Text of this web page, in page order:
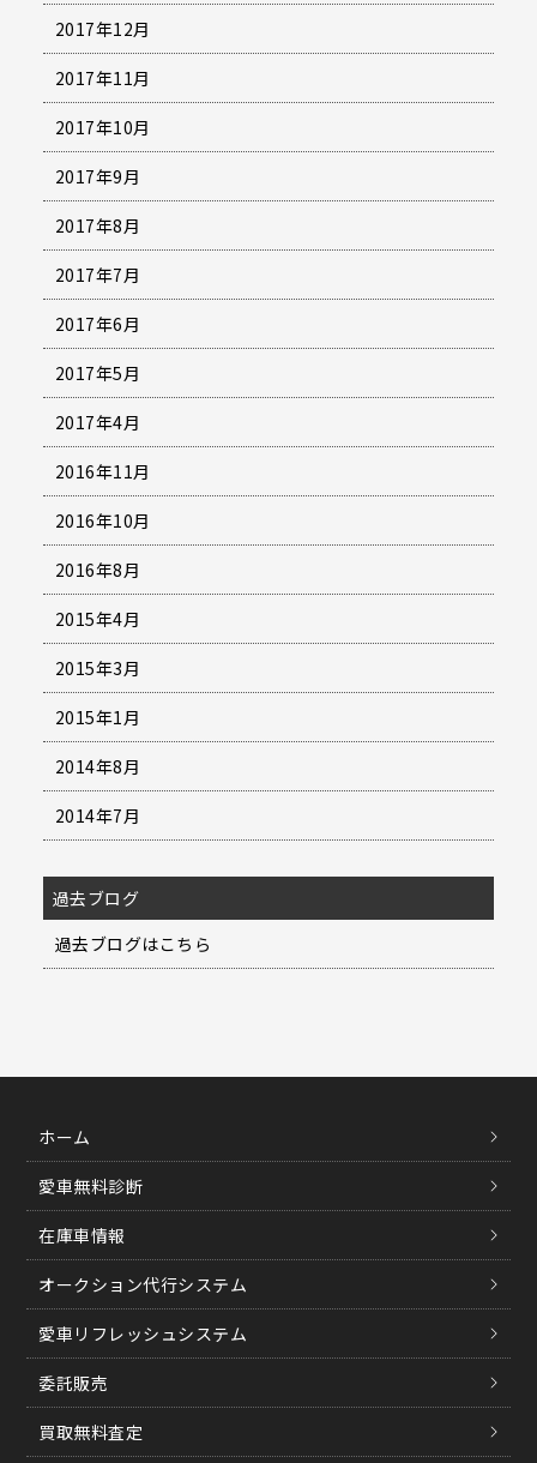
2017年12月
2017年11月
2017年10月
2017年9月
2017年8月
2017年7月
2017年6月
2017年5月
2017年4月
2016年11月
2016年10月
2016年8月
2015年4月
2015年3月
2015年1月
2014年8月
2014年7月
過去ブログ
過去ブログはこちら
ホーム
愛車無料診断
在庫車情報
オークション代行システム
愛車リフレッシュシステム
委託販売
買取無料査定